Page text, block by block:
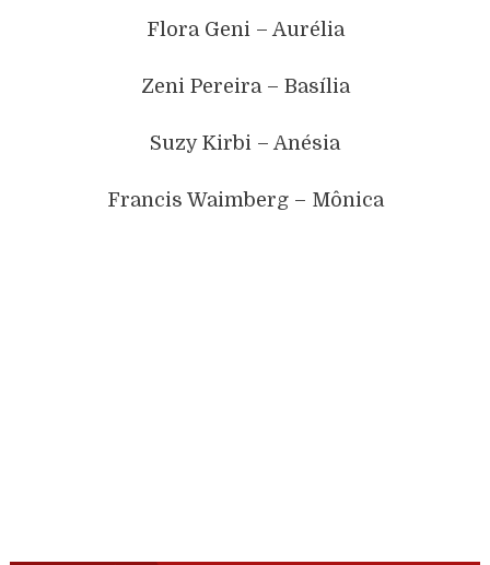
Flora Geni – Aurélia
Zeni Pereira – Basília
Suzy Kirbi – Anésia
Francis Waimberg – Mônica